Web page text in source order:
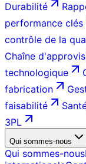
Durabilité
performance clés
contrôle de la
Chaîne
technologique
fabrication
faisabilité
3PL
Qui sommes-nous
Qui sommes-nous